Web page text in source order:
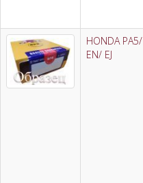
HONDA PA5/
EN/ EJ